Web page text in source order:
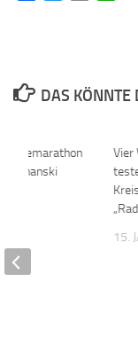
DAS KÖNNTE
Vier
15.
Lesemarathon
Poznanski